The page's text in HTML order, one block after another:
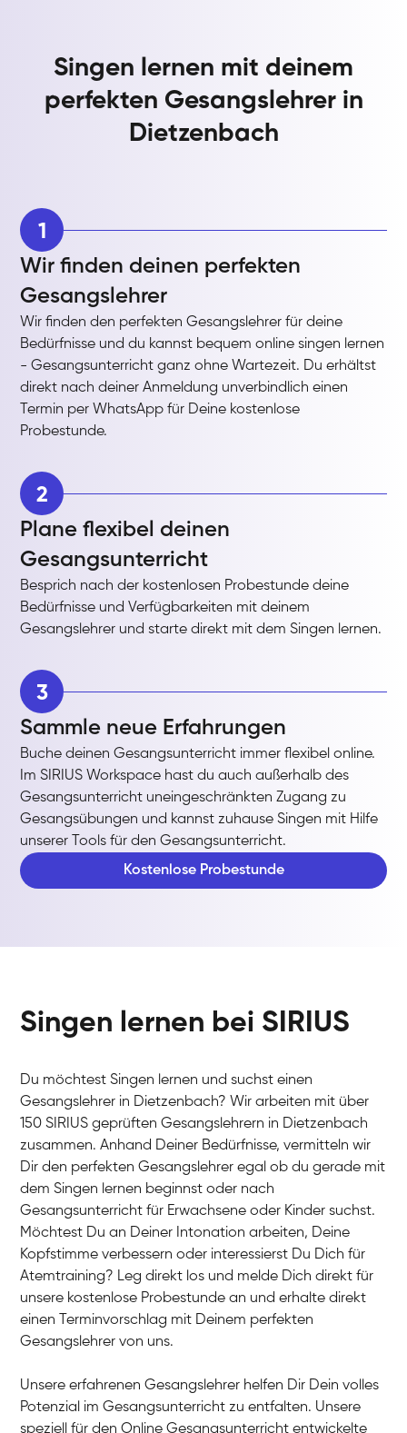
Singen lernen mit deinem
perfekten Gesangslehrer in
Dietzenbach
1
Wir finden deinen perfekten
Gesangslehrer
Wir finden den perfekten Gesangslehrer für deine
Bedürfnisse und du kannst bequem online singen lernen
- Gesangsunterricht ganz ohne Wartezeit. Du erhältst
direkt nach deiner Anmeldung unverbindlich einen
Termin per WhatsApp für Deine kostenlose
Probestunde.
2
Plane flexibel deinen
Gesangsunterricht
Besprich nach der kostenlosen Probestunde deine
Bedürfnisse und Verfügbarkeiten mit deinem
Gesangslehrer und starte direkt mit dem Singen lernen.
3
Sammle neue Erfahrungen
Buche deinen Gesangsunterricht immer flexibel online.
Im SIRIUS Workspace hast du auch außerhalb des
Gesangsunterricht uneingeschränkten Zugang zu
Gesangsübungen und kannst zuhause Singen mit Hilfe
unserer Tools für den Gesangsunterricht.
Kostenlose Probestunde
Singen lernen bei SIRIUS
Du möchtest Singen lernen und suchst einen
Gesangslehrer in Dietzenbach? Wir arbeiten mit über
150 SIRIUS geprüften Gesangslehrern in Dietzenbach
zusammen. Anhand Deiner Bedürfnisse, vermitteln wir
Dir den perfekten Gesangslehrer egal ob du gerade mit
dem Singen lernen beginnst oder nach
Gesangsunterricht für Erwachsene oder Kinder suchst.
Möchtest Du an Deiner Intonation arbeiten, Deine
Kopfstimme verbessern oder interessierst Du Dich für
Atemtraining? Leg direkt los und melde Dich direkt für
unsere kostenlose Probestunde an und erhalte direkt
einen Terminvorschlag mit Deinem perfekten
Gesangslehrer von uns.
Unsere erfahrenen Gesangslehrer helfen Dir Dein volles
Potenzial im Gesangsunterricht zu entfalten. Unsere
speziell für den Online Gesangsunterricht entwickelte